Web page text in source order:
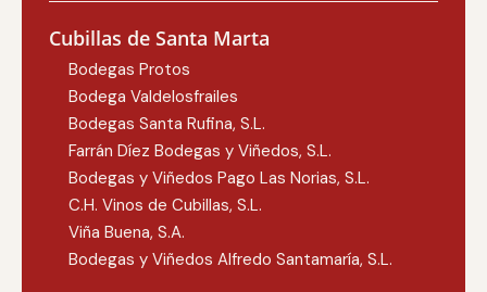
Cubillas de Santa Marta
Bodegas Protos
Bodega Valdelosfrailes
Bodegas Santa Rufina, S.L.
Farrán Díez Bodegas y Viñedos, S.L.
Bodegas y Viñedos Pago Las Norias, S.L.
C.H. Vinos de Cubillas, S.L.
Viña Buena, S.A.
Bodegas y Viñedos Alfredo Santamaría, S.L.